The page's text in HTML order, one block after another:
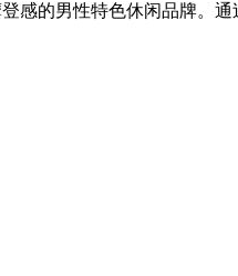
感的男性特色休闲品牌。